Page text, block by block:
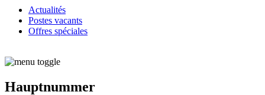
Actualités
Postes vacants
Offres spéciales
Hauptnummer